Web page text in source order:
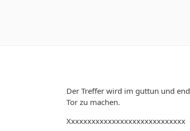
Der Treffer wird im guttun und
Tor zu machen.
Xxxxxxxxxxxxxxxxxxxxxxxxxxxxx